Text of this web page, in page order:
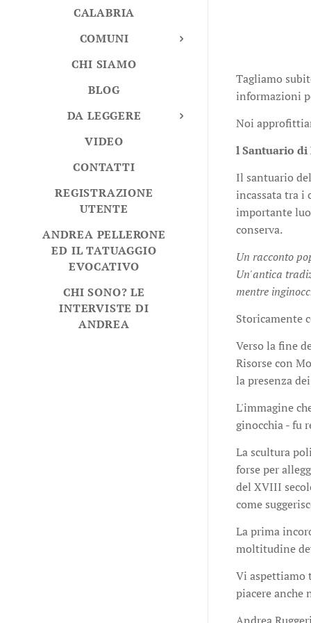
CALABRIA
COMUNI
CHI SIAMO
BLOG
DA LEGGERE
VIDEO
CONTATTI
REGISTRAZIONE
UTENTE
ANDREA PELLERONE
ED IL TATUAGGIO
EVOCATIVO
CHI SONO? LE
INTERVISTE DI
ANDREA
Tagliamo
informazioni
Noi
l Santuario di
Il santuario
incassata tra i
importante
conserva.
Un racconto
Un'antica
mentre
Storicamente
Verso la fine
Risorse con
la presenza
L'immagine
ginocchia - fu
La scultura
forse per
del XVIII
come
La prima
moltitudine
Vi aspettiamo
piacere anche